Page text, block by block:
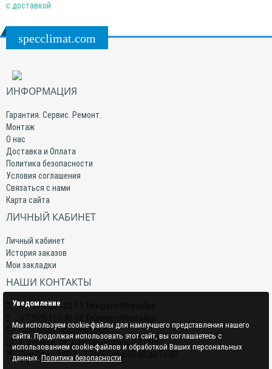
с доставкой
specclimat.com
ИНФОРМАЦИЯ
Гарантия. Сервис. Ремонт.
Монтаж
О нас
Доставка и Оплата
Политика безопасности
Условия соглашения
Связаться с нами
Карта сайта
ЛИЧНЫЙ КАБИНЕТ
Личный кабинет
История заказов
Мои закладки
НАШИ КОНТАКТЫ
+7(959) 509-02-17 Telegram/WhatsApp
specclimat.lg@gmail.com
г. Луганск, ул. Даргомыжского, 2-Е/216
Пон-Птн с 9:00 до 17:00; Суб с 10:00 до 15:00
Уведомление
Мы используем cookie-файлы для наилучшего представления нашего
сайта. Продолжая использовать этот сайт, вы соглашаетесь с
использованием cookie-файлов и обработкой Ваших персональных
данных. Политика безопасности